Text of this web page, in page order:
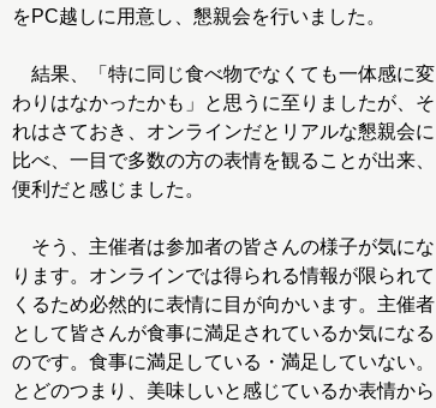
をPC越しに用意し、懇親会を行いました。
結果、「特に同じ食べ物でなくても一体感に変
わりはなかったかも」と思うに至りましたが、そ
れはさておき、オンラインだとリアルな懇親会に
比べ、一目で多数の方の表情を観ることが出来、
便利だと感じました。
そう、主催者は参加者の皆さんの様子が気にな
ります。オンラインでは得られる情報が限られて
くるため必然的に表情に目が向かいます。主催者
として皆さんが食事に満足されているか気になる
のです。食事に満足している・満足していない。
とどのつまり、美味しいと感じているか表情から